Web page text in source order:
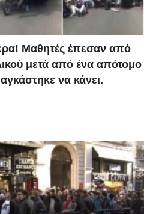
Μαθητές έπεσαν από
μετά από ένα απότομο
να κάνει.